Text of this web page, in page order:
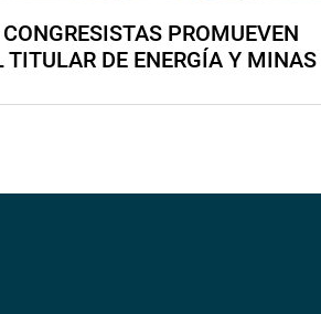
PROMUEVEN
TITULAR DE ENERGÍA Y MINAS